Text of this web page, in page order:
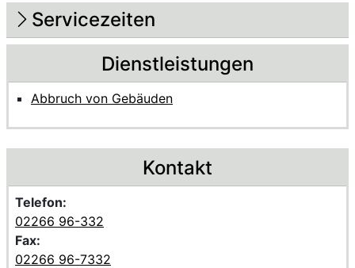
Beschreibung
Beschreibung Intern
Servicezeiten
Dienstleistungen
Abbruch von Gebäuden
Kontakt
Telefon:
02266 96-332
Fax:
02266 96-7332